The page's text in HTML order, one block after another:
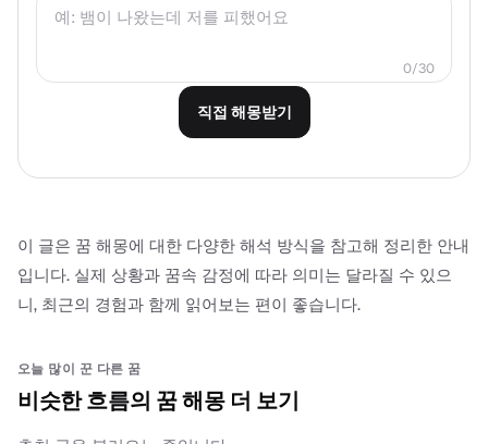
0/30
직접 해몽받기
이 글은 꿈 해몽에 대한 다양한 해석 방식을 참고해 정리한 안내
입니다. 실제 상황과 꿈속 감정에 따라 의미는 달라질 수 있으
니, 최근의 경험과 함께 읽어보는 편이 좋습니다.
오늘 많이 꾼 다른 꿈
비슷한 흐름의 꿈 해몽 더 보기